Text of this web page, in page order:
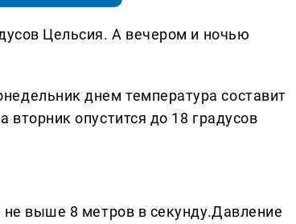
Цельсия. А вечером и ночью
днем температура составит
вторник опустится до 18 градусов
не выше 8 метров в секунду.Давление